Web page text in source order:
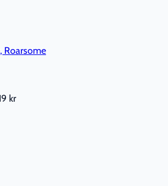
Roarsome
kr